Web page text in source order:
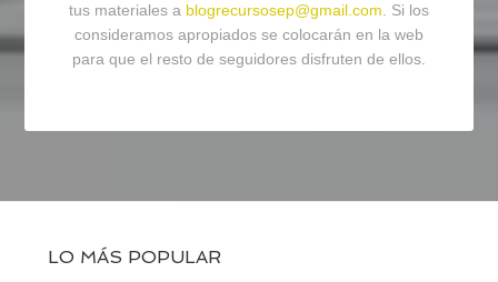
tus materiales a blogrecursosep@gmail.com. Si los
consideramos apropiados se colocarán en la web
para que el resto de seguidores disfruten de ellos.
LO MÁS POPULAR